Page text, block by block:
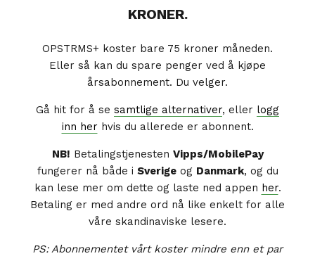
KRONER.
OPSTRMS+ koster bare 75 kroner måneden.
Eller så kan du spare penger ved å kjøpe
årsabonnement. Du velger.
Gå hit for å se samtlige alternativer, eller logg
inn herhvis du allerede er abonnent.
NB! Betalingstjenesten Vipps/MobilePay
fungerer nå både i Sverigeog Danmark, og du
kan lese mer om dette og laste ned appen her.
Betaling er med andre ord nå like enkelt for alle
våre skandinaviske lesere.
PS: Abonnementet vårt koster mindre enn et par